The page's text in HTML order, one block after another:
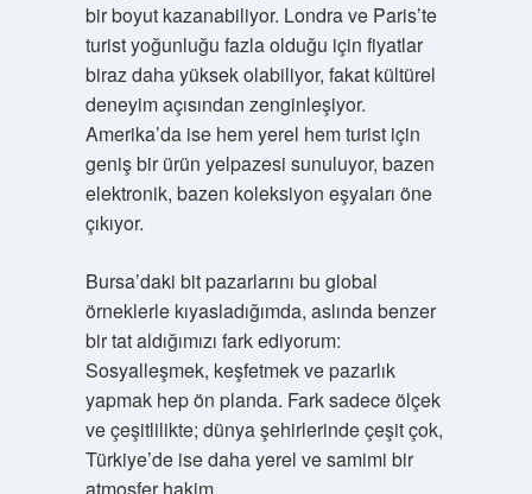
bir boyut kazanabiliyor. Londra ve Paris’te
turist yoğunluğu fazla olduğu için fiyatlar
biraz daha yüksek olabiliyor, fakat kültürel
deneyim açısından zenginleşiyor.
Amerika’da ise hem yerel hem turist için
geniş bir ürün yelpazesi sunuluyor, bazen
elektronik, bazen koleksiyon eşyaları öne
çıkıyor.
Bursa’daki bit pazarlarını bu global
örneklerle kıyasladığımda, aslında benzer
bir tat aldığımızı fark ediyorum:
Sosyalleşmek, keşfetmek ve pazarlık
yapmak hep ön planda. Fark sadece ölçek
ve çeşitlilikte; dünya şehirlerinde çeşit çok,
Türkiye’de ise daha yerel ve samimi bir